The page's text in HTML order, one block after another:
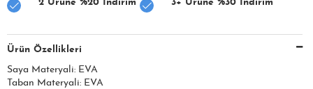
2 Ürüne %20 İndirim 3+ Ürüne %30 İndirim
Ürün Özellikleri
Saya Materyali: EVA
Taban Materyali: EVA